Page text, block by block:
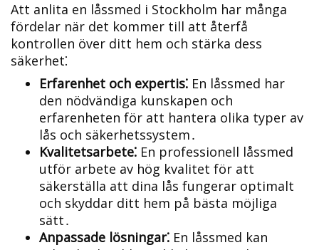
Att anlita en låssmed i Stockholm har många
fördelar när det kommer till att återfå
kontrollen över ditt hem och stärka dess
säkerhet⁚
Erfarenhet och expertis⁚ En låssmed har
den nödvändiga kunskapen och
erfarenheten för att hantera olika typer av
lås och säkerhetssystem․
Kvalitetsarbete⁚ En professionell låssmed
utför arbete av hög kvalitet för att
säkerställa att dina lås fungerar optimalt
och skyddar ditt hem på bästa möjliga
sätt․
Anpassade lösningar⁚ En låssmed kan